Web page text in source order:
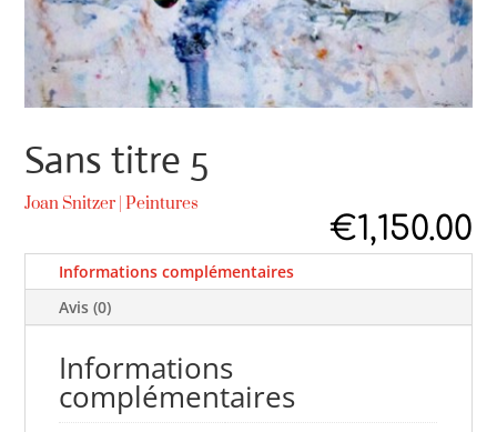
Sans titre 5
Joan Snitzer |Peintures
€1,150.00
Informations complémentaires
Avis (0)
Informations
complémentaires